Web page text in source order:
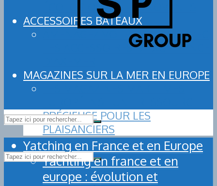
ÉCOLOGIQUES ET INNOVANTS
ACCESSOIRES BATEAUX
AMÉNAGEZ VOTRE BATEAU AVEC
LES ACCESSOIRES D’EXCELLENCE
MAGAZINES SUR LA MER EN EUROPE
PRÉCIEUSE POUR LES
PLAISANCIERS
Yatching en France et en Europe
Yachting en france et en
europe : évolution et